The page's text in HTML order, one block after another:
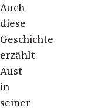
Auch
diese
Geschichte
erzählt
Aust
in
seiner